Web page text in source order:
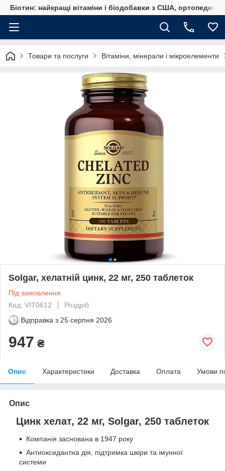
Біотин: найкращі вітаміни і біодобавки з США,
Товари та послуги Вітаміни, мінерали і мікроелементи
Solgar, хелатній цинк, 22 мг, 250 таблеток
Під замовлення
Код: VIT0612
Роздріб
Відправка з 25 серпня 2026
947 ₴
Опис Характеристики Доставка Оплата Умови
Опис
Цинк хелат, 22 мг, Solgar, 250 таблеток
Компанія заснована в 1947 року
Антиоксидантна дія, підтримка шкіри та імунної
системи